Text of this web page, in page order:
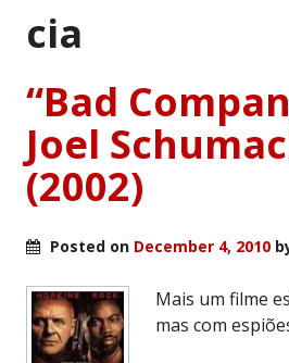
cia
“Bad
Joel
(2002)
Posted on December 4, 2010
Mais um filme
mas com